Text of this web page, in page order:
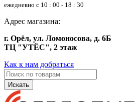
ежедневно с 10 : 00 - 18 : 30
Адрес магазина:
г. Орёл, ул. Ломоносова, д. 6Б
ТЦ "УТЁС", 2 этаж
Как к нам добраться
Искать